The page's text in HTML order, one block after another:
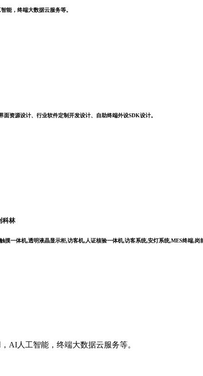
能，终端大数据云服务等。
资源设计、行业软件定制开发设计、自助终端外设SDK设计。
科林
摸一体机,透明液晶显示柜,访客机,人证核验一体机,访客系统,安灯系统,MES终端,
AI人工智能，终端大数据云服务等。